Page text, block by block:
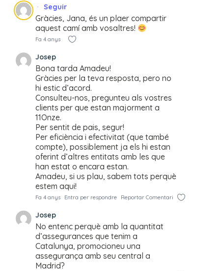
Seguir
Gràcies, Jana, és un plaer compartir
aquest camí amb vosaltres!
Fa 4 anys
Josep
Bona tarda Amadeu!
Gràcies per la teva resposta, pero no
hi estic d’acord.
Consulteu-nos, pregunteu als vostres
clients per que estan majorment a
11Onze.
Per sentit de pais, segur!
Per eficiència i efectivitat (que també
compte), possiblement ja els hi estan
oferint d’altres entitats amb les que
han estat o encara estan.
Amadeu, si us plau, sabem tots perquè
estem aqui!
Fa 4 anys Entra per respondre Reportar Comentari
Josep
No entenc perquè amb la quantitat
d’assegurances que tenim a
Catalunya, promocioneu una
assegurança amb seu central a
Madrid?